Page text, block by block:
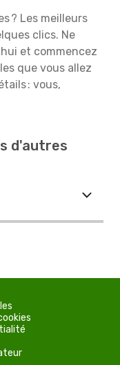
? Les meilleurs
clics. Ne
et commencez
que vous allez
: vous,
d'autres